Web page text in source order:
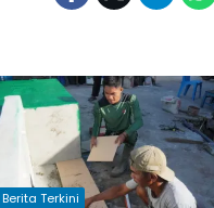
Berita Terkini